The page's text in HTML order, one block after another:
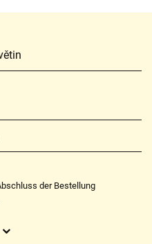
der Bestellung